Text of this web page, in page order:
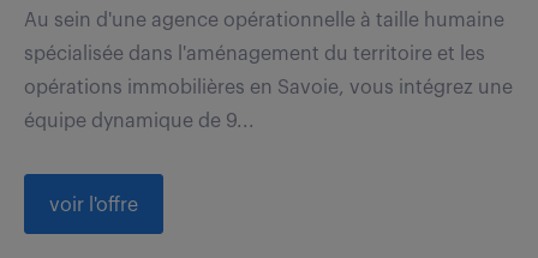
Au sein d'une agence opérationnelle à taille humaine
spécialisée dans l'aménagement du territoire et les
opérations immobilières en Savoie, vous intégrez une
équipe dynamique de 9...
voir l'offre